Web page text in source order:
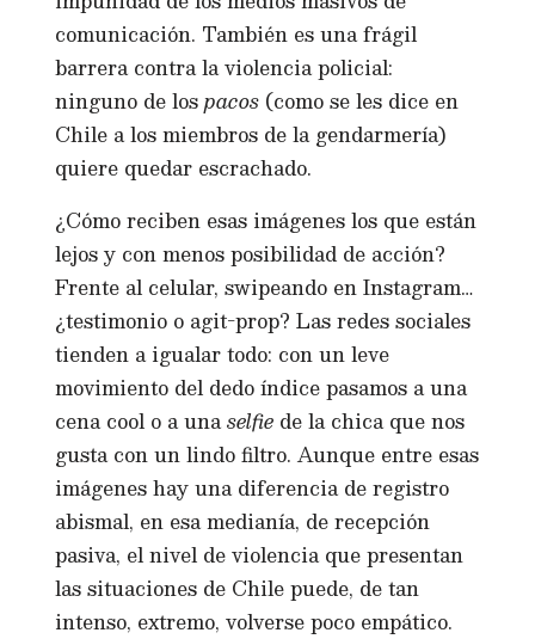
comunicación. También es una frágil
barrera contra la violencia policial:
ninguno de lospacos (como se les dice en
Chile a los miembros de la gendarmería)
quiere quedar escrachado.
¿Cómo reciben esas imágenes los que están
lejos y con menos posibilidad de acción?
Frente al celular, swipeando en Instagram…
¿testimonio o agit-prop? Las redes sociales
tienden a igualar todo: con un leve
movimiento del dedo índice pasamos a una
cena cool o a unaselfie de la chica que nos
gusta con un lindo filtro. Aunque entre esas
imágenes hay una diferencia de registro
abismal, en esa medianía, de recepción
pasiva, el nivel de violencia que presentan
las situaciones de Chile puede, de tan
intenso, extremo, volverse poco empático.